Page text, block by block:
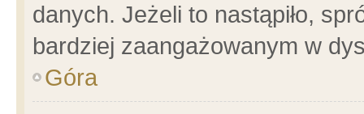
danych. Jeżeli to nastąpiło,
bardziej zaangażowanym w
Góra